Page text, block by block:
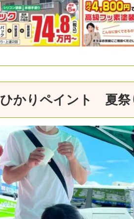
ひかりペイント 夏祭